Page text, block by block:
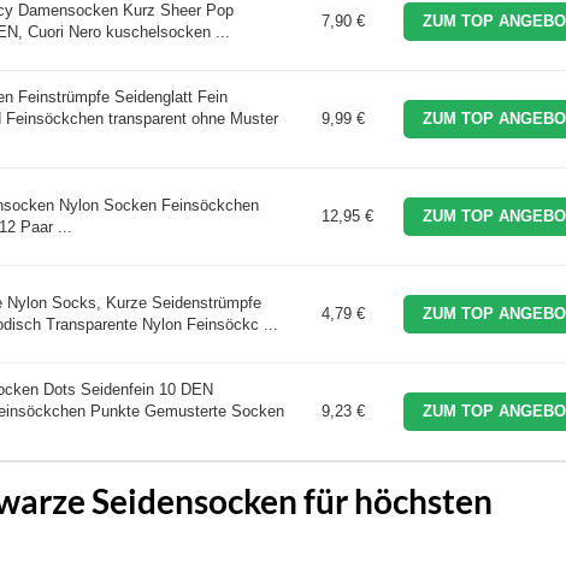
Damensocken Kurz Sheer Pop
Cuori Nero kuschelsocken ...
7,90 € ZUM TOP
Feinstrümpfe Seidenglatt Fein
transparent ohne Muster
9,99 € ZUM TOP
Nylon Socken Feinsöckchen
Paar ...
12,95 € ZUM TOP
Nylon Socks, Kurze Seidenstrümpfe
Transparente Nylon Feinsöckc ...
4,79 € ZUM TOP
Dots Seidenfein 10 DEN
Punkte Gemusterte Socken
9,23 € ZUM TOP
Seidensocken für höchsten